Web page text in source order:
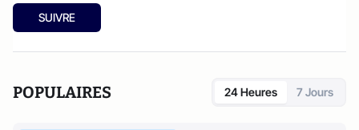
SUIVRE
POPULAIRES 24 Heures 7 Jours